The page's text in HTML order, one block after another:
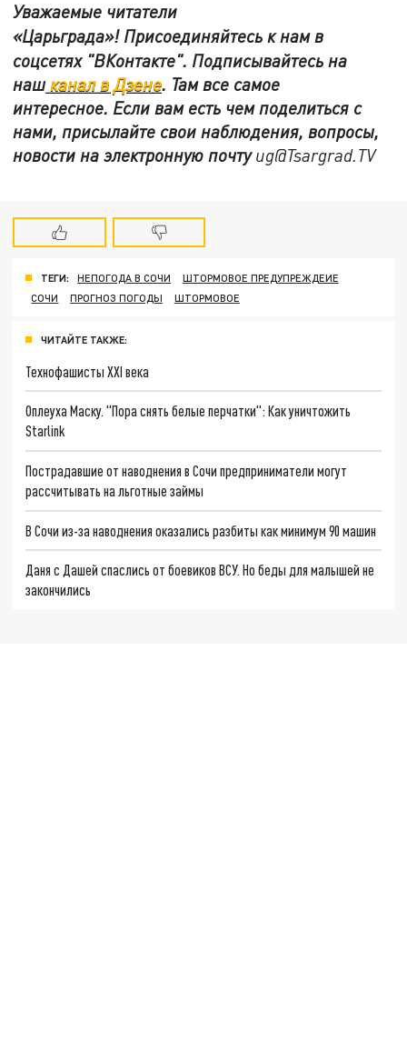
Уважаемые читатели
«Царьграда»! Присоединяйтесь к нам в
соцсетях "ВКонтакте". Подписывайтесь на
нашканал в Дзене. Там все самое
интересное. Если вам есть чем поделиться с
нами, присылайте свои наблюдения, вопросы,
новости на электронную почтуug@Tsargrad.TV
ТЕГИ: НЕПОГОДА В СОЧИ
ШТОРМОВОЕ ПРЕДУПРЕЖДЕИЕ
СОЧИ
ПРОГНОЗ ПОГОДЫ ШТОРМОВОЕ
ЧИТАЙТЕ ТАКЖЕ:
Технофашисты XXI века
Оплеуха Маску. "Пора снять белые перчатки": Как уничтожить
Starlink
Пострадавшие от наводнения в Сочи предприниматели могут
рассчитывать на льготные займы
В Сочи из-за наводнения оказались разбиты как минимум 90 машин
Даня с Дашей спаслись от боевиков ВСУ. Но беды для малышей не
закончились